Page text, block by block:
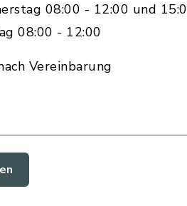
08:00 - 12:00 und
08:00 - 12:00
Vereinbarung